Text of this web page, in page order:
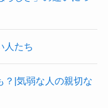
人たち
？|気弱な人の親切な